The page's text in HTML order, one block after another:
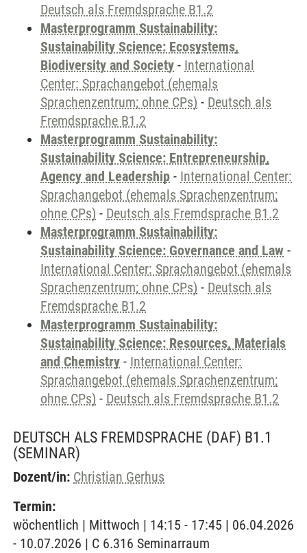
Deutsch als Fremdsprache B1.2
Masterprogramm Sustainability:
Sustainability Science: Ecosystems,
Biodiversity and Society - International
Center: Sprachangebot (ehemals
Sprachenzentrum; ohne CPs) - Deutsch als
Fremdsprache B1.2
Masterprogramm Sustainability:
Sustainability Science: Entrepreneurship,
Agency and Leadership - International Center:
Sprachangebot (ehemals Sprachenzentrum;
ohne CPs) - Deutsch als Fremdsprache B1.2
Masterprogramm Sustainability:
Sustainability Science: Governance and Law -
International Center: Sprachangebot (ehemals
Sprachenzentrum; ohne CPs) - Deutsch als
Fremdsprache B1.2
Masterprogramm Sustainability:
Sustainability Science: Resources, Materials
and Chemistry - International Center:
Sprachangebot (ehemals Sprachenzentrum;
ohne CPs) - Deutsch als Fremdsprache B1.2
DEUTSCH ALS FREMDSPRACHE (DAF) B1.1
(SEMINAR)
Dozent/in: Christian Gerhus
Termin:
wöchentlich | Mittwoch | 14:15 - 17:45 | 06.04.2026
- 10.07.2026 | C 6.316 Seminarraum